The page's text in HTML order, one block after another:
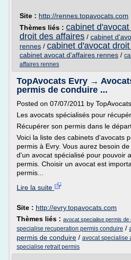
Site : http://rennes.topavocats.com
Thèmes liés : cabinet
droit des affaires / cabinet
rennes / cabinet d'avocat
cabinet avocat d'affaires rennes /
affaires rennes
TopAvocats Evry →
permis de conduire ...
Posted on 07/07/2011 by TopAvocats
Les avocats spécialisés pour
Récupérer son permis dans le
Voici la liste des cabinets d'avocats
permis à Evry. Vous aurez besoin
d'un avocat spécialisé pour pouvoir
permis. Choisir un avocat est
permis...
Lire la suite
Site : http://evry.topavocats.com
Thèmes liés : avocat specialise permis de
specialise recuperation permis conduire /
permis de conduire / avocat specialise
specialise retrait permis